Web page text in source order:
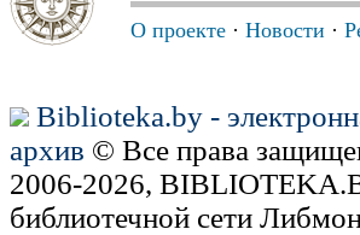
О проекте · Новости ·
Biblioteka.by -
архив © Все права
2006-2026,
библиотечной сети